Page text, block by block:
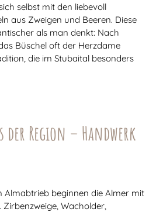
selbst mit den liebevoll
aus Zweigen und Beeren. Diese
als man denkt: Nach
Büschel oft der Herzdame
die im Stubaital besonders
Region – Handwerk
Almabtrieb beginnen die Almer mit
Wacholder,